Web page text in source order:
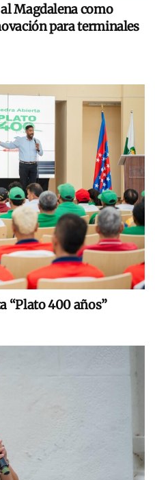
Magdalena como
para terminales
“Plato 400 años”